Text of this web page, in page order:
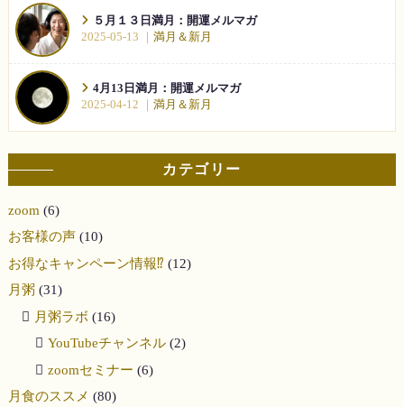
５月１３日満月：開運メルマガ
2025-05-13
満月＆新月
4月13日満月：開運メルマガ
2025-04-12
満月＆新月
カテゴリー
zoom (6)
お客様の声(10)
お得なキャンペーン情報⁉︎ (12)
月粥(31)
月粥ラボ (16)
YouTubeチャンネル(2)
zoomセミナー (6)
月食のススメ (80)